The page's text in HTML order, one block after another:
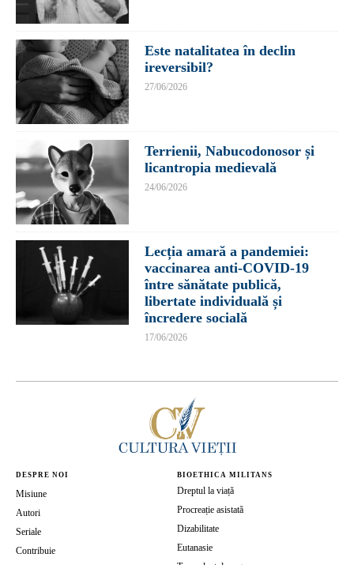
Este natalitatea în declin
ireversibil?
27/06/2026
Terrienii, Nabucodonosor și
licantropia medievală
24/06/2026
Lecția amară a pandemiei:
vaccinarea anti-COVID-19
între sănătate publică,
libertate individuală și
încredere socială
17/06/2026
DESPRE NOI
Misiune
Autori
Seriale
Contribuie
BIOETHICA MILITANS
Dreptul la viață
Procreație asistată
Dizabilitate
Eutanasie